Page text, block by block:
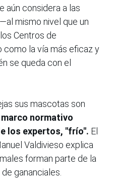
aún considera a las
mismo nivel que un
Centros de
como la vía más eficaz y
se queda con el
sus mascotas son
marco normativo
los expertos, "frío". El
Valdivieso explica
forman parte de la
gananciales.